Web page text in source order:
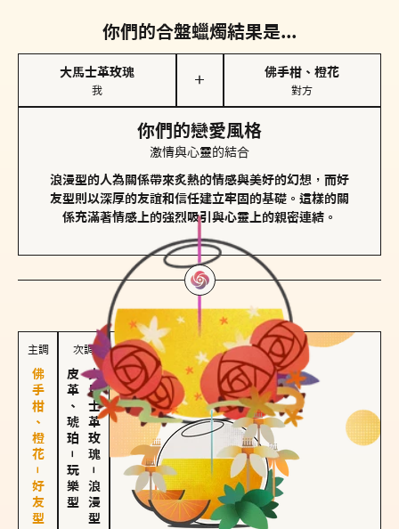
你們的合盤蠟燭結果是...
大馬士革玫瑰
我
＋
佛手柑、橙花
對方
你們的戀愛風格
激情與心靈的結合
浪漫型的人為關係帶來炙熱的情感與美好的幻想，而好
友型則以深厚的友誼和信任建立牢固的基礎。這樣的關
係充滿著情感上的強烈吸引與心靈上的親密連結。
對方的主調蠟燭是...
主調
佛手柑、橙花－好友型
次調
皮革、琥珀
－
玩樂型
大馬士革玫瑰
－
浪漫型